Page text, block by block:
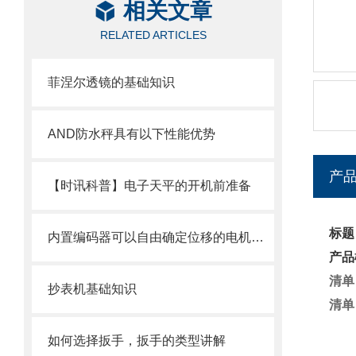
相关文章
RELATED ARTICLES
菲涅尔透镜的基础知识
AND防水秤具有以下性能优势
【时讯科普】电子天平的开机前准备
内置编码器可以自由确定位移的电机——伺服电机
抄表机基础知识
如何选择扳手，扳手的类型讲解
产
标
产
清
清